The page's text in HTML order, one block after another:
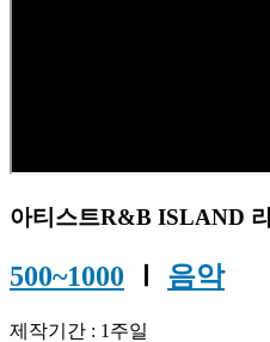
아티스트R&B ISLAND
500~1000 음악
제작기간 : 1주일